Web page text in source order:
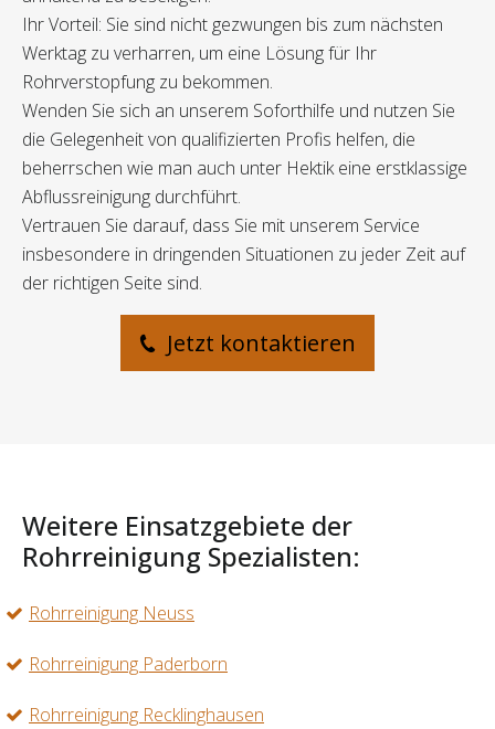
Ihr Vorteil: Sie sind nicht gezwungen bis zum nächsten
Werktag zu verharren, um eine Lösung für Ihr
Rohrverstopfung zu bekommen.
Wenden Sie sich an unserem Soforthilfe und nutzen Sie
die Gelegenheit von qualifizierten Profis helfen, die
beherrschen wie man auch unter Hektik eine erstklassige
Abflussreinigung durchführt.
Vertrauen Sie darauf, dass Sie mit unserem Service
insbesondere in dringenden Situationen zu jeder Zeit auf
der richtigen Seite sind.
Jetzt kontaktieren
Weitere Einsatzgebiete der
Rohrreinigung Spezialisten:
Rohrreinigung Neuss
Rohrreinigung Paderborn
Rohrreinigung Recklinghausen